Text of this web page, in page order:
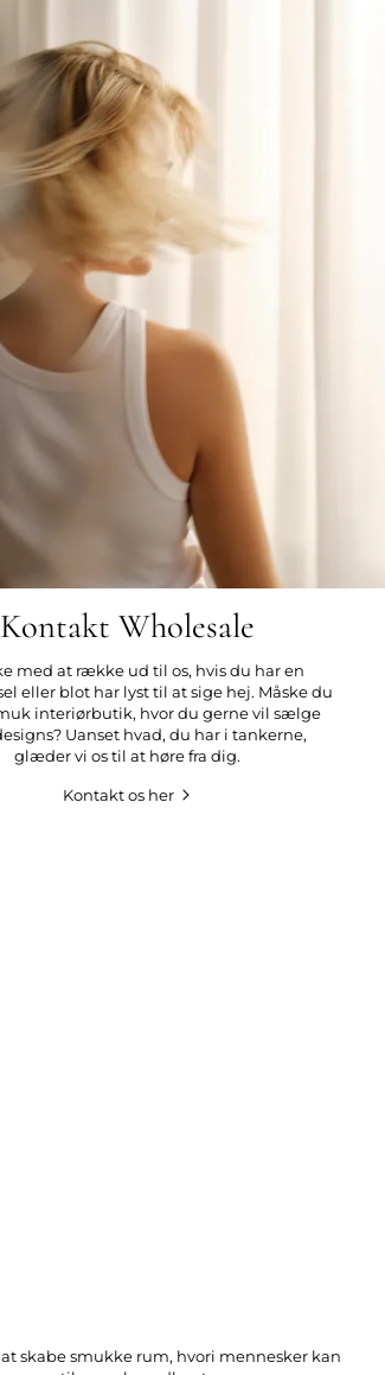
Kontakt Wholesale
med at række ud til os, hvis du har en
eller blot har lyst til at sige hej. Måske du
interiørbutik, hvor du gerne vil sælge
Uanset hvad, du har i tankerne,
glæder vi os til at høre fra dig.
Kontakt os her
skabe smukke rum, hvori mennesker kan